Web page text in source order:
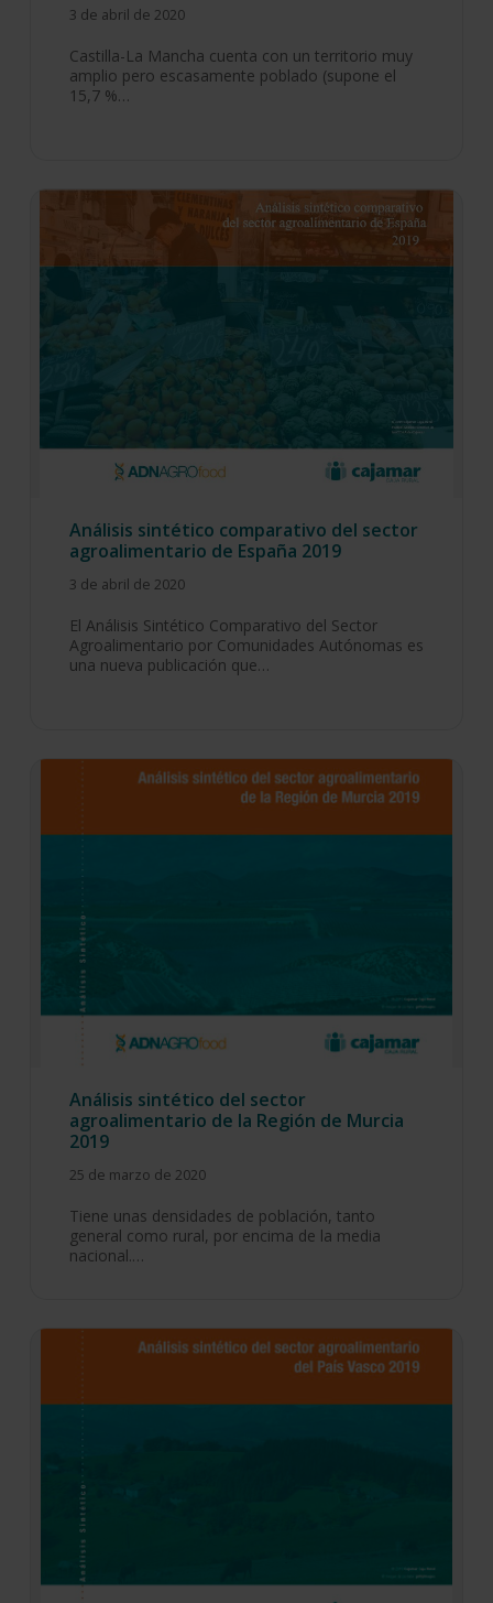
3 de abril de 2020
Castilla-La Mancha cuenta con un territorio muy
amplio pero escasamente poblado (supone el
15,7 %…
Análisis sintético comparativo del sector
agroalimentario de España 2019
3 de abril de 2020
El Análisis Sintético Comparativo del Sector
Agroalimentario por Comunidades Autónomas es
una nueva publicación que…
Análisis sintético del sector
agroalimentario de la Región de Murcia
2019
25 de marzo de 2020
Tiene unas densidades de población, tanto
general como rural, por encima de la media
nacional.…